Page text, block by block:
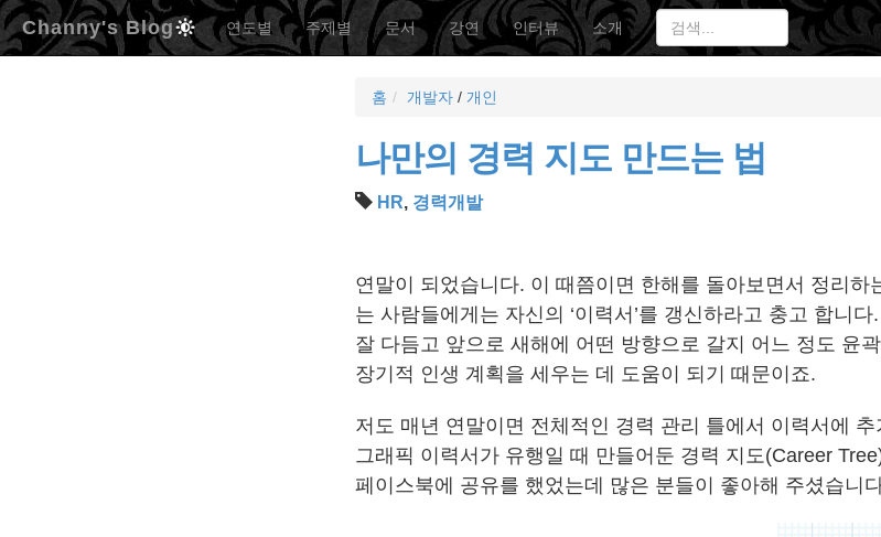
Channy's Blog 연도별 주제별 문서 강연 인터뷰 소개
홈 개발자 / 개인
나만의 경력 지도 만드는 법
HR, 경력개발
연말이 되었습니다. 이 때쯤이면 한해를 돌아보면서 정리하
는 사람들에게는 자신의 ‘이력서’를 갱신하라고 충고 합니
잘 다듬고 앞으로 새해에 어떤 방향으로 갈지 어느 정도 윤
장기적 인생 계획을 세우는 데 도움이 되기 때문이죠.
저도 매년 연말이면 전체적인 경력 관리 틀에서 이력서에
그래픽 이력서가 유행일 때 만들어둔 경력 지도(Career
페이스북에 공유를 했었는데 많은 분들이 좋아해 주셨습니